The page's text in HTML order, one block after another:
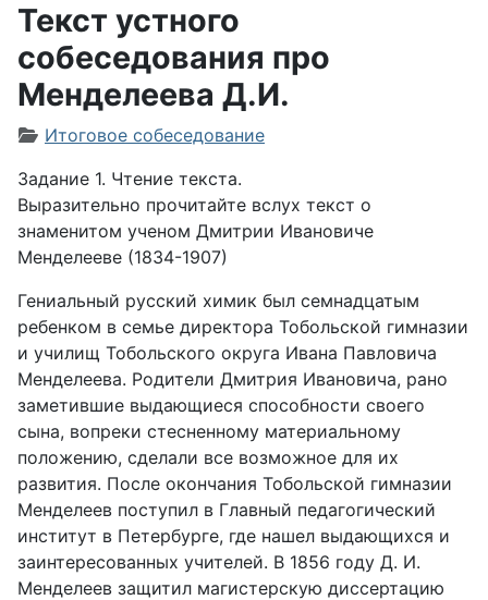
Текст устного
собеседования про
Менделеева Д.И.
Информация о материале
Итоговое собеседование
Задание 1. Чтение текста.
Выразительно прочитайте вслух текст о
знаменитом ученом Дмитрии Ивановиче
Менделееве (1834-1907)
Гениальный русский химик был семнадцатым
ребенком в семье директора Тобольской гимназии
и училищ Тобольского округа Ивана Павловича
Менделеева. Родители Дмитрия Ивановича, рано
заметившие выдающиеся способности своего
сына, вопреки стесненному материальному
положению, сделали все возможное для их
развития. После окончания Тобольской гимназии
Менделеев поступил в Главный педагогический
институт в Петербурге, где нашел выдающихся и
заинтересованных учителей. В 1856 году Д. И.
Менделеев защитил магистерскую диссертацию